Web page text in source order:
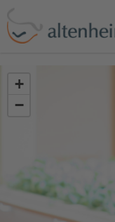
+
−